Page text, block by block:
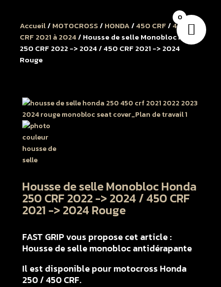
Accueil/ MOTOCROSS/ HONDA/450 CRF/450
CRF 2021 à 2024/ Housse de selle Monobloc Honda
250 CRF 2022 -> 2024 / 450 CRF 2021 -> 2024
Rouge
Housse de selle Monobloc Honda
250 CRF 2022 -> 2024 / 450 CRF
2021 -> 2024 Rouge
FAST GRIP vous propose cet article :
Housse de selle monobloc antidérapante
Il est disponible pour motocross Honda
250 / 450 CRF.
0